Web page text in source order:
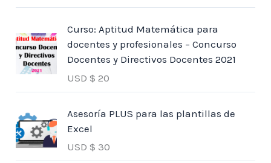
Curso: Aptitud Matemática para
docentes y profesionales – Concurso
Docentes y Directivos Docentes 2021
USD $ 20
Asesoría PLUS para las plantillas de
Excel
USD $ 30